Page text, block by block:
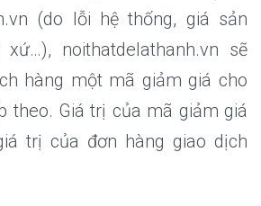
(do lỗi hệ thống, giá sản
noithatdelathanh.vn sẽ
hàng một mã giảm giá cho
theo. Giá trị của mã giảm giá
trị của đơn hàng giao dịch